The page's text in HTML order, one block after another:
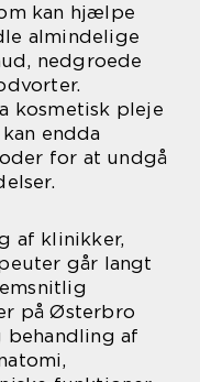
kan hjælpe
almindelige
nedgroede
kosmetisk pleje
endda
for at undgå
af klinikker,
går langt
på Østerbro
behandling af